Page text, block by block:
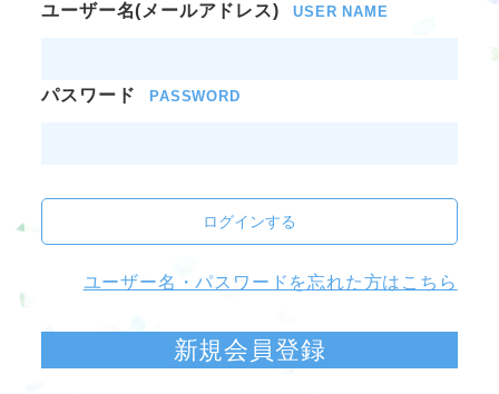
ユーザー名(メールアドレス) USER NAME
パスワード PASSWORD
ログインする
ユーザー名・パスワードを忘れた方はこちら
新規会員登録